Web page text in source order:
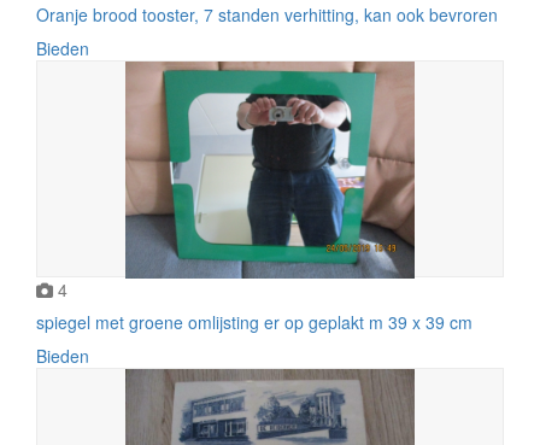
Oranje brood tooster, 7 standen verhitting, kan ook bevroren
Bieden
4
spiegel met groene omlijsting er op geplakt m 39 x 39 cm
Bieden